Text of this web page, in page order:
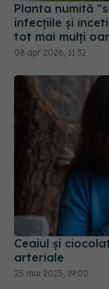
Planta numită
infecțiile și
tot mai mulți
08 apr 2026, 11:32
Ceaiul și
arteriale
25 mai 2025, 19:00